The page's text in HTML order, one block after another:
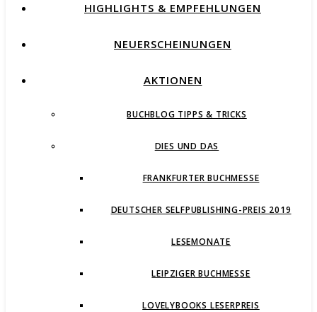
HIGHLIGHTS & EMPFEHLUNGEN
NEUERSCHEINUNGEN
AKTIONEN
BUCHBLOG TIPPS & TRICKS
DIES UND DAS
FRANKFURTER BUCHMESSE
DEUTSCHER SELFPUBLISHING-PREIS 2019
LESEMONATE
LEIPZIGER BUCHMESSE
LOVELYBOOKS LESERPREIS